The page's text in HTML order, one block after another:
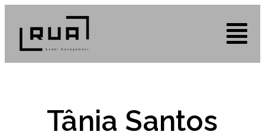
Tânia Santos